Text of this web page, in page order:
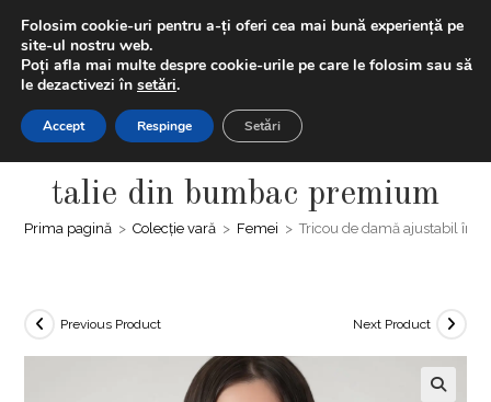
content
LIVRAREA GRATUITĂ | Ai -20% la prima comanda folosind
codul "BUNVENIT20" + Extra discount 5% la plățile cu cardul
Tricou de damă ajustabil în
talie din bumbac premium
Prima pagină > Colecție vară > Femei > Tricou de damă ajustabil în
Previous Product Next Product
Folosim cookie-uri pentru a-ți oferi cea mai bună experiență pe
site-ul nostru web.
Poți afla mai multe despre cookie-urile pe care le folosim sau să
le dezactivezi în setări.
Accept Respinge Setări